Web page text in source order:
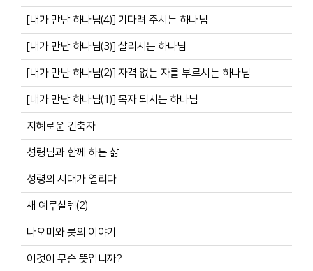
[내가 만난 하나님(4)] 기다려 주시는 하나님
[내가 만난 하나님(3)] 살리시는 하나님
[내가 만난 하나님(2)] 자격 없는 자를 부르시는 하나님
[내가 만난 하나님(1)] 목자 되시는 하나님
지혜로운 건축자
성령님과 함께 하는 삶
성령의 시대가 열리다
새 예루살렘(2)
나오미와 룻의 이야기
이것이 무슨 뜻입니까?